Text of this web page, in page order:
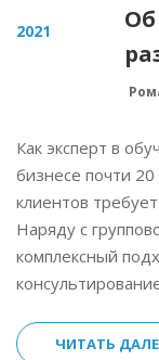
2021
Как эксперт в
бизнесе почти
клиентов
Наряду с
комплексный
ЧИТАТЬ